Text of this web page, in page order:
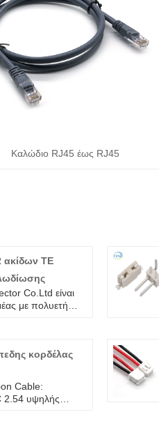
Καλώδιο RJ45 έως RJ45
ακίδων TE
Co.Ltd είναι
με πολυετή
στην έρευνα.
κορδέλας
Cable:
2.54 υψηλής